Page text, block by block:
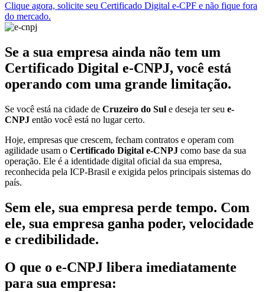
Clique agora, solicite seu Certificado Digital e-CPF e não fique fora
do mercado.
Se a sua empresa ainda não tem um
Certificado Digital e-CNPJ, você está
operando com uma grande limitação.
Se você está na cidade de Cruzeiro do Sul e deseja ter seu e-
CNPJ então você está no lugar certo.
Hoje, empresas que crescem, fecham contratos e operam com
agilidade usam o Certificado Digital e-CNPJ como base da sua
operação. Ele é a identidade digital oficial da sua empresa,
reconhecida pela ICP-Brasil e exigida pelos principais sistemas do
país.
Sem ele, sua empresa perde tempo. Com
ele, sua empresa ganha poder, velocidade
e credibilidade.
O que o e-CNPJ libera imediatamente
para sua empresa: